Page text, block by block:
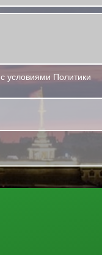
условиями Политики